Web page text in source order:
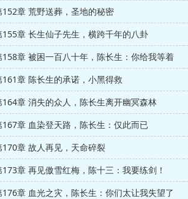
152章 荒野送葬，圣地的秘密
155章 长生仙子先生，横跨千年的八卦
158章 被困一百八十年，陈长生：你给我等着
161章 陈长生的承诺，小黑得救
164章 消失的众人，陈长生离开幽冥森林
167章 血染登天路，陈长生：仅此而已
170章 故人再见，天命碎裂
173章 再见傲雪红梅，陈十三：我要练剑！
176章 血光之灾，陈长生：你们太让我失望了